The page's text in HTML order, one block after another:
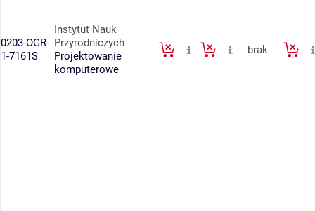
0203-OGR-
1-7161S
Instytut Nauk
Przyrodniczych
Projektowanie
komputerowe
brak